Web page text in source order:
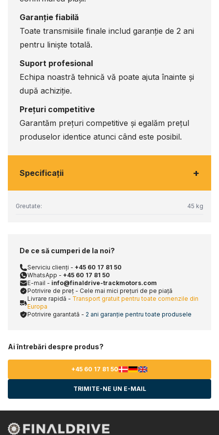
Garanție fiabilă
Toate transmisiile finale includ garanție de 2 ani
pentru liniște totală.
Suport profesional
Echipa noastră tehnică vă poate ajuta înainte și
după achiziție.
Prețuri competitive
Garantăm prețuri competitive și egalăm prețul
produselor identice atunci când este posibil.
Specificaţii +
Greutate: 45 kg
De ce să cumperi de la noi?
Serviciu clienți - +45 60 17 81 50
WhatsApp - +45 60 17 81 50
E-mail - info@finaldrive-trackmotors.com
Potrivire de preț - Cele mai mici prețuri de pe piață
Livrare rapidă - Transport gratuit pentru toate comenzile din
Europa
Potrivire garantată - 2 ani garanție pentru toate produsele
Ai întrebări despre produs?
+45 60 17 81 50
TRIMITE-NE UN E-MAIL